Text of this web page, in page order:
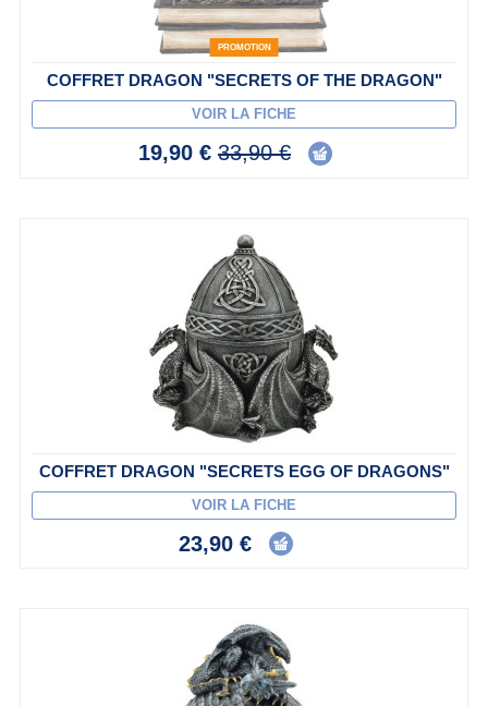
PROMOTION
COFFRET DRAGON "SECRETS OF THE DRAGON"
VOIR LA FICHE
19,90 € 33,90 €
COFFRET DRAGON "SECRETS EGG OF DRAGONS"
VOIR LA FICHE
23,90 €